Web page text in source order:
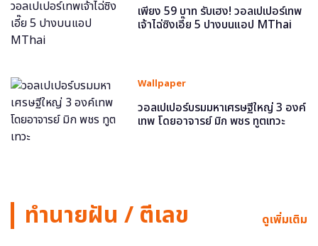
เพียง 59 บาท รับเฮง! วอลเปเปอร์เทพ
เจ้าไฉ่ซิงเอี๊ย 5 ปางบนแอป MThai
Wallpaper
วอลเปเปอร์บรมมหาเศรษฐีใหญ่ 3 องค์
เทพ โดยอาจารย์ มิก พชร ทูตเทวะ
ทำนายฝัน / ตีเลข ดูเพิ่มเติม